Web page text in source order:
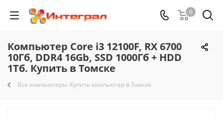
0
Компьютер Core i3 12100F, RX 6700
10Гб, DDR4 16Gb, SSD 1000Гб + HDD
1Тб. Купить в Томске
Все компьютеры. Купить компьютер в Томске